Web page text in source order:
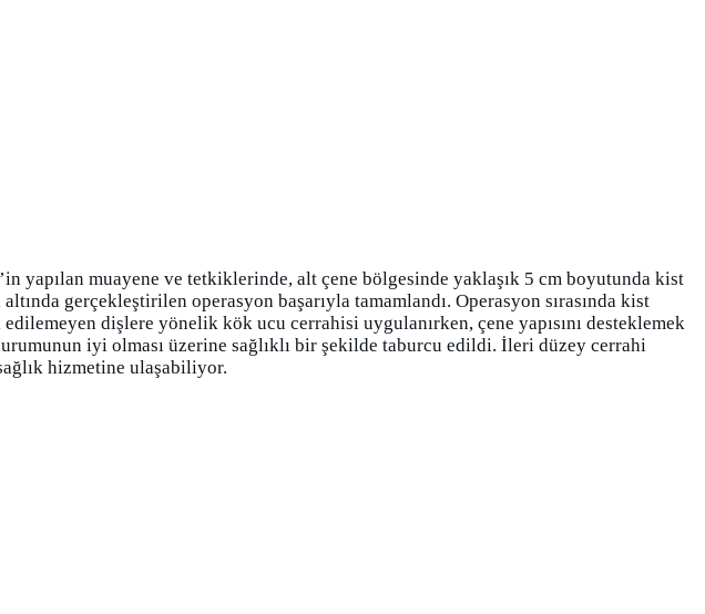
yapılan muayene ve tetkiklerinde, alt çene bölgesinde yaklaşık 5 cm boyutunda kist
gerçekleştirilen operasyon başarıyla tamamlandı. Operasyon sırasında kist
dişlere yönelik kök ucu cerrahisi uygulanırken, çene yapısını desteklemek
iyi olması üzerine sağlıklı bir şekilde taburcu edildi. İleri düzey cerrahi
hizmetine ulaşabiliyor.